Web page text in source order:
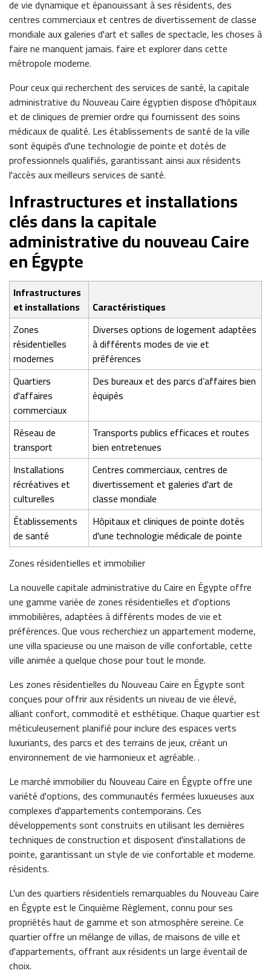
de vie dynamique et épanouissant à ses résidents, des
centres commerciaux et centres de divertissement de classe
mondiale aux galeries d'art et salles de spectacle, les choses à
faire ne manquent jamais. faire et explorer dans cette
métropole moderne.
Pour ceux qui recherchent des services de santé, la capitale
administrative du Nouveau Caire égyptien dispose d'hôpitaux
et de cliniques de premier ordre qui fournissent des soins
médicaux de qualité. Les établissements de santé de la ville
sont équipés d'une technologie de pointe et dotés de
professionnels qualifiés, garantissant ainsi aux résidents
l'accès aux meilleurs services de santé.
Infrastructures et installations
clés dans la capitale
administrative du nouveau Caire
en Égypte
Infrastructures
et installations
Caractéristiques
Zones
résidentielles
modernes
Diverses options de logement adaptées
à différents modes de vie et
préférences
Quartiers
d'affaires
commerciaux
Des bureaux et des parcs d’affaires bien
équipés
Réseau de
transport
Transports publics efficaces et routes
bien entretenues
Installations
récréatives et
culturelles
Centres commerciaux, centres de
divertissement et galeries d'art de
classe mondiale
Établissements
de santé
Hôpitaux et cliniques de pointe dotés
d'une technologie médicale de pointe
Zones résidentielles et immobilier
La nouvelle capitale administrative du Caire en Égypte offre
une gamme variée de zones résidentielles et d'options
immobilières, adaptées à différents modes de vie et
préférences. Que vous recherchiez un appartement moderne,
une villa spacieuse ou une maison de ville confortable, cette
ville animée a quelque chose pour tout le monde.
Les zones résidentielles du Nouveau Caire en Égypte sont
conçues pour offrir aux résidents un niveau de vie élevé,
alliant confort, commodité et esthétique. Chaque quartier est
méticuleusement planifié pour inclure des espaces verts
luxuriants, des parcs et des terrains de jeux, créant un
environnement de vie harmonieux et agréable. .
Le marché immobilier du Nouveau Caire en Égypte offre une
variété d'options, des communautés fermées luxueuses aux
complexes d'appartements contemporains. Ces
développements sont construits en utilisant les dernières
techniques de construction et disposent d'installations de
pointe, garantissant un style de vie confortable et moderne.
résidents.
L'un des quartiers résidentiels remarquables du Nouveau Caire
en Égypte est le Cinquième Règlement, connu pour ses
propriétés haut de gamme et son atmosphère sereine. Ce
quartier offre un mélange de villas, de maisons de ville et
d'appartements, offrant aux résidents un large éventail de
choix.